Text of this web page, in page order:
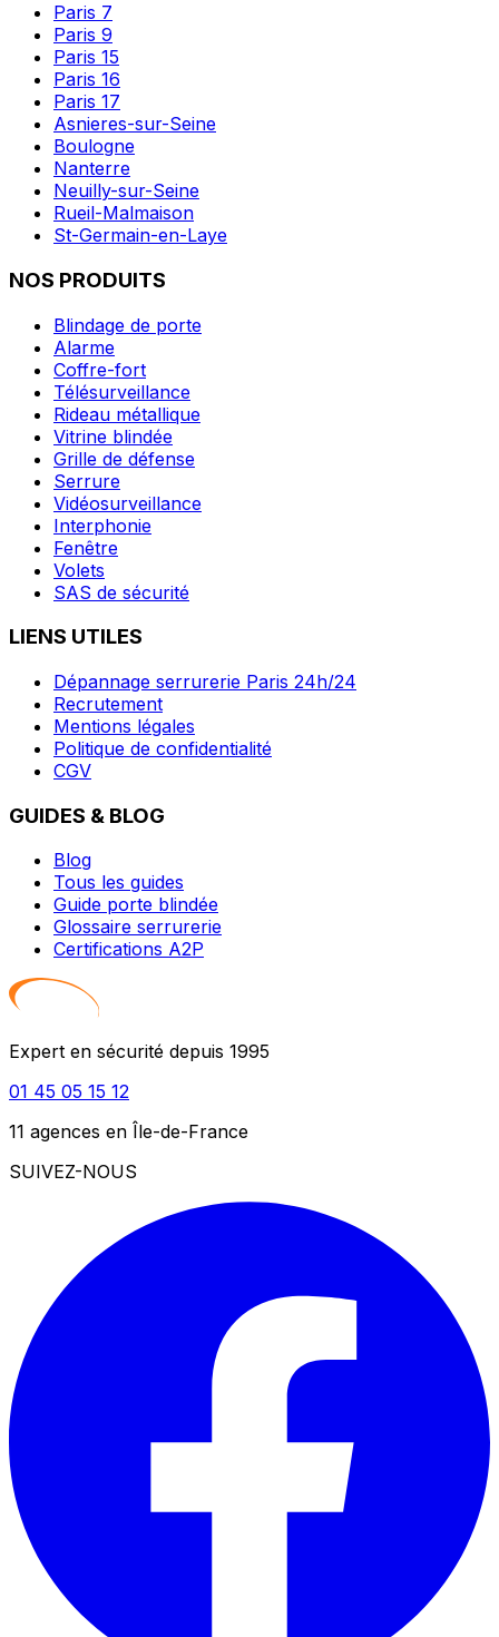
Paris 7
Paris 9
Paris 15
Paris 16
Paris 17
Asnieres-sur-Seine
Boulogne
Nanterre
Neuilly-sur-Seine
Rueil-Malmaison
St-Germain-en-Laye
NOS PRODUITS
Blindage de porte
Alarme
Coffre-fort
Télésurveillance
Rideau métallique
Vitrine blindée
Grille de défense
Serrure
Vidéosurveillance
Interphonie
Fenêtre
Volets
SAS de sécurité
LIENS UTILES
Dépannage serrurerie Paris 24h/24
Recrutement
Mentions légales
Politique de confidentialité
CGV
GUIDES & BLOG
Blog
Tous les guides
Guide porte blindée
Glossaire serrurerie
Certifications A2P
Expert en sécurité depuis 1995
01 45 05 15 12
11 agences en Île-de-France
SUIVEZ-NOUS